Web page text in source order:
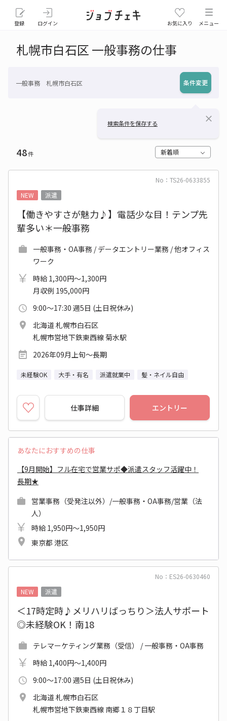
登録 ログイン お気に入り メニュー
札幌市白石区 一般事務の仕事
一般事務 札幌市白石区 条件変更
検索条件を保存する close
48件 新着順
No：TS26-0633855
NEW
派遣
【働きやすさが魅力♪】電話少な目！テンプ先
輩多い＊一般事務
一般事務・OA事務 / データエントリー業務 / 他オフィス
ワーク
時給 1,300円～1,300円
月収例 195,000円
9:00～17:30 週5日 (土日祝休み)
北海道 札幌市白石区
札幌市営地下鉄東西線 菊水駅
2026年09月上旬～長期
未経験OK 大手・有名 派遣就業中 髪・ネイル自由
仕事詳細 エントリー
あなたにおすすめの仕事
【9月開始】フル在宅で営業サポ◆派遣スタッフ活躍中！
長期★
営業事務（受発注以外）/一般事務・OA事務/営業（法
人）
時給 1,950円～1,950円
東京都 港区
No：ES26-0630460
NEW
派遣
＜17時定時♪メリハリばっちり＞法人サポート
◎未経験OK！南18
テレマーケティング業務（受信） / 一般事務・OA事務
時給 1,400円～1,400円
9:00～17:00 週5日 (土日祝休み)
北海道 札幌市白石区
札幌市営地下鉄東西線 南郷１８丁目駅